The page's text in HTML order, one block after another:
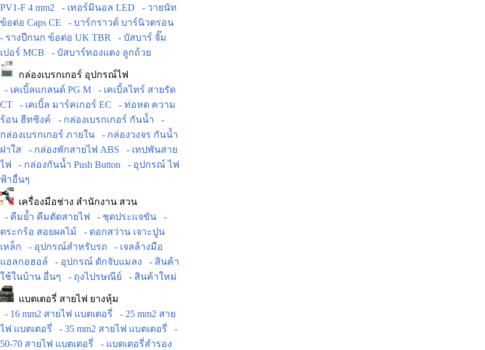
PV1-F 4 mm2
- เทอร์มินอล LED
- วายนัท
ข้อต่อ Caps CE
- บาร์กราวด์ บาร์นิวตรอน
- รางปีกนก ข้อต่อ UK TBR
- บัสบาร์ จั๊ม
เปอร์ MCB
- บัสบาร์ทองแดง ลูกถ้วย
กล่องเบรกเกอร์ อุปกรณ์ไฟ
- เคเบิ้ลแกลนด์ PG M
- เคเบิ้ลไทร์ สายรัด
CT
- เคเบิ้ล มาร์คเกอร์ EC
- ท่อหด ความ
ร้อน ฮีทซิงค์
- กล่องเบรกเกอร์ กันน้ำ
-
กล่องเบรกเกอร์ ภายใน
- กล่องวงจร กันน้ำ
ฝาใส
- กล่องพักสายไฟ ABS
- เทปพันสาย
ไฟ
- กล่องกันน้ำ Push Button
- อุปกรณ์ ไฟ
ฟ้าอื่นๆ
เครื่องมือช่าง สำนักงาน สวน
- คีมย้ำ คีมตัดสายไฟ
- ชุดประแจขัน
-
ตระกร้อ สอยผลไม้
- ดอกสว่าน เจาะปูน
เหล็ก
- อุปกรณ์สำหรับรถ
- เจลล้างมือ
แอลกอฮอล์
- อุปกรณ์ ดักจับแมลง
- สินค้า
ใช้ในบ้าน อื่นๆ
- ถุงไปรษณีย์ - สินค้าใหม่
แบตเตอรี่ สายไฟ ยางหุ้ม
- 16 mm2 สายไฟ แบตเตอรี่
- 25 mm2 สาย
ไฟ แบตเตอรี่
- 35 mm2 สายไฟ แบตเตอรี่
-
50-70 สายไฟ แบตเตอรี่
- แบตเตอรี่สำรอง